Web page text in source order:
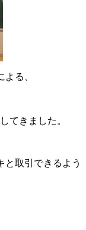
る、
てきました。
と取引できるよう